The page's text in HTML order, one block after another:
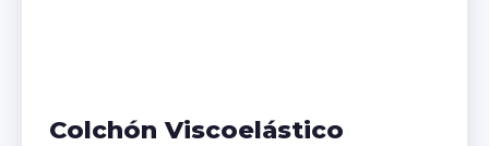
Colchón Viscoelástico